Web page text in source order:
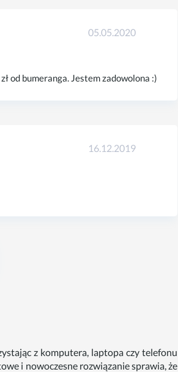
05.05.2020
od bumeranga. Jestem zadowolona :)
16.12.2019
z komputera, laptopa czy telefonu
i nowoczesne rozwiązanie sprawia, że